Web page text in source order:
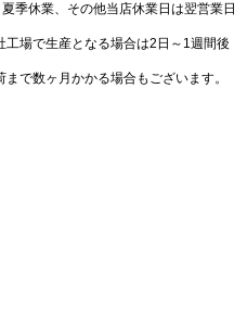
季休業、その他当店休業日は翌営業日
場で生産となる場合は2日～1週間後
で数ヶ月かかる場合もございます。